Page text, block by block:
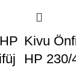
Kivu
HP 230/